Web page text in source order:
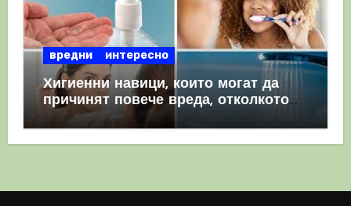
вредни интересно
Хигиенни навици, които могат да
причинят повече вреда, отколкото
полза